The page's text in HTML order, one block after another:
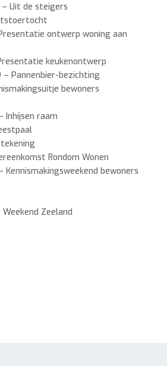
– Uit de steigers
ontwerp woning aan
keukenontwerp
– Pannenbier-bezichting
bewoners
Inhijsen raam
Rondom Wonen
Kennismakingsweekend bewoners
Zeeland